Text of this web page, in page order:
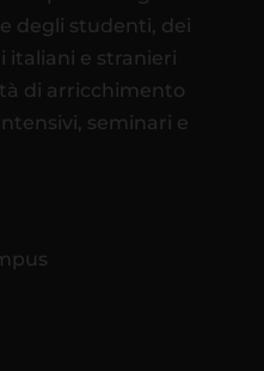
degli studenti, dei
italiani e stranieri
di arricchimento
seminari e